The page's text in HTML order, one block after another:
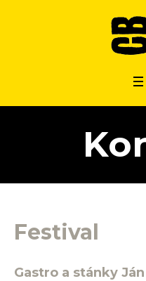
Festival
Gastro a stánky